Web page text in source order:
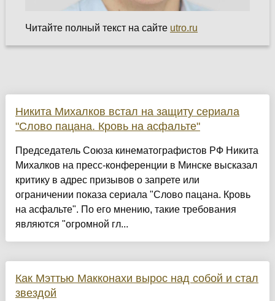
Читайте полный текст на сайте utro.ru
Никита Михалков встал на защиту сериала
"Слово пацана. Кровь на асфальте"
Председатель Союза кинематографистов РФ Никита
Михалков на пресс-конференции в Минске высказал
критику в адрес призывов о запрете или
ограничении показа сериала "Слово пацана. Кровь
на асфальте". По его мнению, такие требования
являются "огромной гл...
Как Мэттью Макконахи вырос над собой и стал
звездой